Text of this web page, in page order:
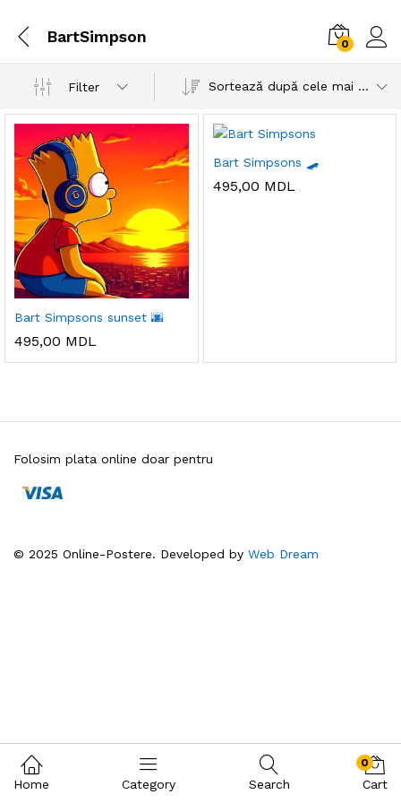
BartSimpson 0
Filter Sortează după cele mai recente
Bart Simpsons sunset 🌆
495,00 MDL
Bart Simpsons 🛹
495,00 MDL
© 2025 Online-Postere. Developed by Web Dream
Folosim plata online doar pentru
Home Category Search
0
Cart